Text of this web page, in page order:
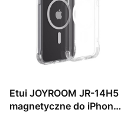
Etui JOYROOM JR-14H5
magnetyczne do iPhone